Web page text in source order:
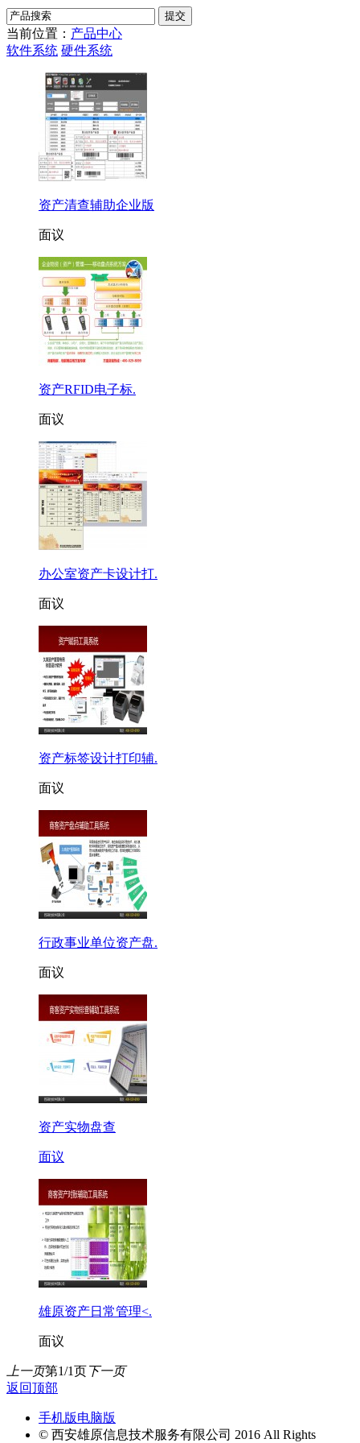
当前位置： 产品中心
软件系统 硬件系统
资产清查辅助企业版
面议
资产RFID电子标.
面议
办公室资产卡设计打.
面议
资产标签设计打印辅.
面议
行政事业单位资产盘.
面议
资产实物盘查
面议
雄原资产日常管理<.
面议
上一页第1/1页下一页
返回顶部
手机版电脑版
© 西安雄原信息技术服务有限公司 2016 All Rights